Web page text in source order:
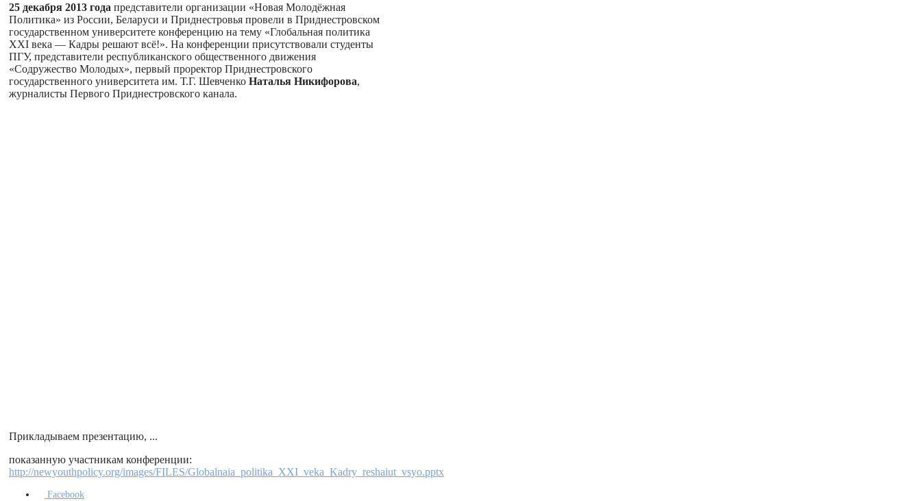
25 декабря 2013 года представители организации «Новая Молодёжная
Политика» из России, Беларуси и Приднестровья провели в Приднестровском
государственном университете конференцию на тему «Глобальная политика
XXI века — Кадры решают всё!». На конференции присутствовали студенты
ПГУ, представители республиканского общественного движения
«Содружество Молодых», первый проректор Приднестровского
государственного университета им. Т.Г. Шевченко Наталья Никифорова,
журналисты Первого Приднестровского канала.
Прикладываем презентацию, ...
показанную участникам конференции:
http://newyouthpolicy.org/images/FILES/Globalnaia_politika_XXI_veka_Kadry_reshaiut_vsyo.pptx
Facebook